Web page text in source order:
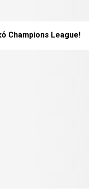
Champions League!